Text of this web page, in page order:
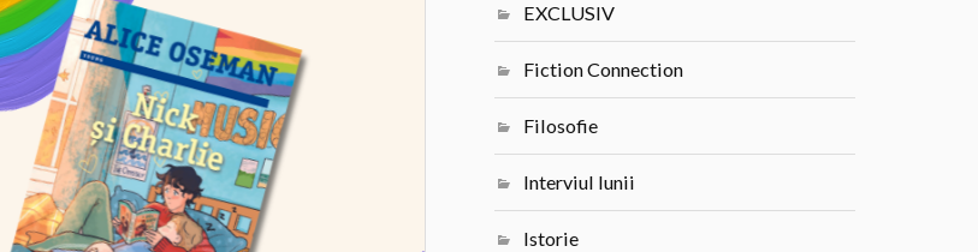
EXCLUSIV
Fiction Connection
Filosofie
Interviul lunii
Istorie